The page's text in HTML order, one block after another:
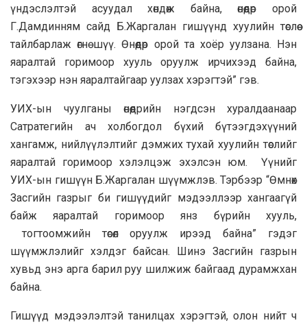
үндэслэлтэй асуудал хөндөж байна, өнөөдөр орой
Г.Дамдинням сайд Б.Жаргалан гишүүнд хуулийн төслөө
тайлбарлаж өгнө шүү. Өнөөдөр орой та хоёр уулзана. Нэн
яаралтай горимоор хууль оруулж ирчихээд байна,
тэгэхээр нэн яаралтайгаар уулзах хэрэгтэй” гэв.
УИХ-ын чуулганы өнөөдрийн нэгдсэн хуралдаанаар
Сатратегийн ач холбогдол бүхий бүтээгдэхүүний
хангамж, нийлүүлэлтийг дэмжих тухай хуулийн төслийг
яаралтай горимоор хэлэлцэж эхэлсэн юм. Үүнийг
УИХ-ын гишүүн Б.Жаргалан шүүмжлэв. Тэрбээр “Өмнөх
Засгийн газрыг би гишүүдийг мэдээллээр хангаагүй
байж яаралтай горимоор янз бүрийн хууль,
тогтоомжийн төсөл оруулж ирээд байна” гэдэг
шүүмжлэлийг хэлдэг байсан. Шинэ Засгийн газрын
хувьд энэ арга барил руу шилжиж байгаад дурамжхан
байна.
Гишүүд мэдээлэлтэй танилцах хэрэгтэй, олон нийт ч